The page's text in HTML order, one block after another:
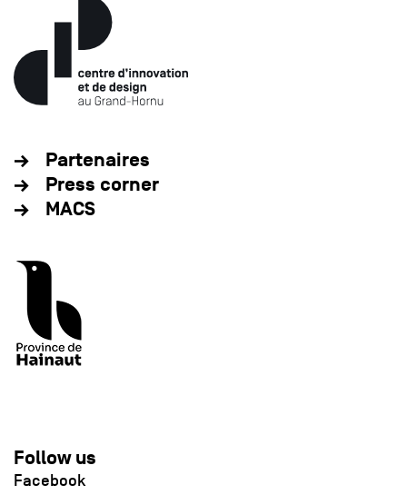
Partenaires
Press corner
MACS
Follow us
Facebook